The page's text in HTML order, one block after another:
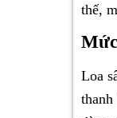
thế,
Loa